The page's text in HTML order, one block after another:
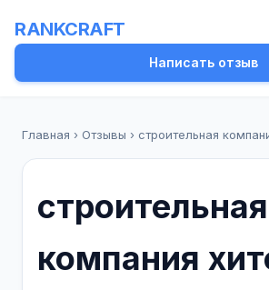
RANKCRAFT
Написать отзыв
Главная › Отзывы › строительная
строительная
компания